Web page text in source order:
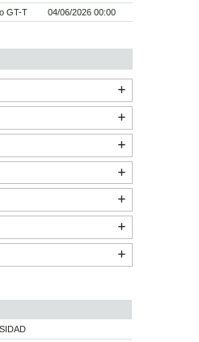
GT-T 04/06/2026 00:00